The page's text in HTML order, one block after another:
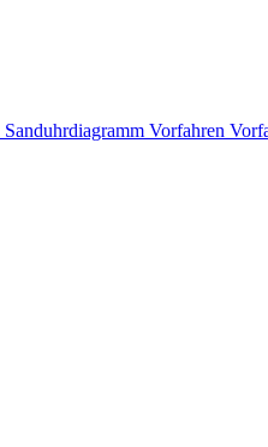
Sanduhrdiagramm Vorfahren